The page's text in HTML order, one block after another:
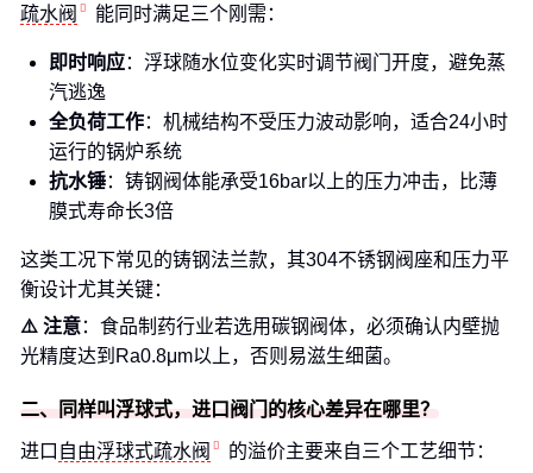
疏水阀
能同时满足三个刚需：
即时响应：浮球随水位变化实时调节阀门开度，避免蒸
汽逃逸
全负荷工作：机械结构不受压力波动影响，适合24小时
运行的锅炉系统
抗水锤：铸钢阀体能承受16bar以上的压力冲击，比薄
膜式寿命长3倍
这类工况下常见的铸钢法兰款，其304不锈钢阀座和压力平
衡设计尤其关键：
⚠️ 注意：食品制药行业若选用碳钢阀体，必须确认内壁抛
光精度达到Ra0.8μm以上，否则易滋生细菌。
二、同样叫浮球式，进口阀门的核心差异在哪里？
进口 自由浮球式疏水阀 的溢价主要来自三个工艺细节：